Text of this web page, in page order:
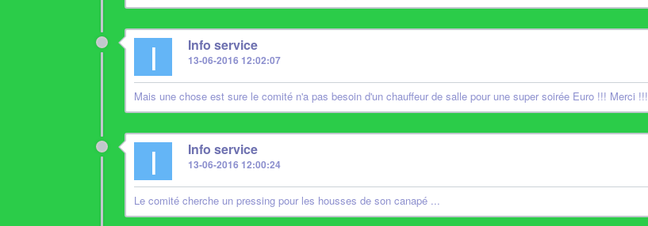
I Info service
13-06-2016 12:02:07
Mais une chose est sure le comité n'a pas besoin d'un chauffeur de salle pour une super soirée Euro !!! Merci !!!
I Info service
13-06-2016 12:00:24
Le comité cherche un pressing pour les housses de son canapé ...